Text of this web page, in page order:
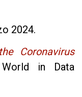
2024.
Coronavirus
in Data